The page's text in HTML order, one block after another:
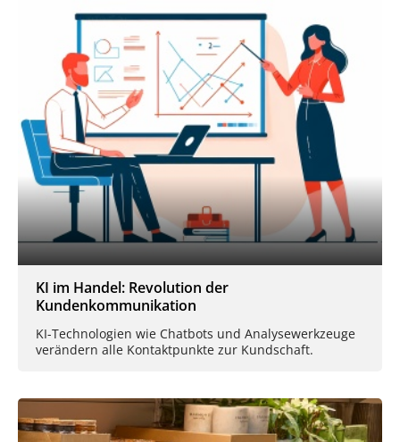
KI im Handel: Revolution der
Kundenkommunikation
KI-Technologien wie Chatbots und Analysewerkzeuge
verändern alle Kontaktpunkte zur Kundschaft.